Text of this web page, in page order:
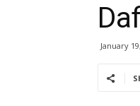
January